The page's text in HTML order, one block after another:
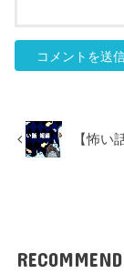
【怖い
RECOMMEND